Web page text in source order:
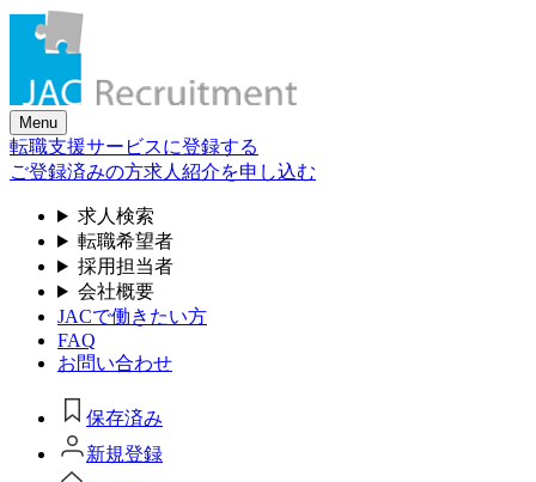
Skip
content
Menu
転職支援サービスに登録する
ご登録済みの方求人紹介を申し込む
求人検索
転職希望者
採用担当者
会社概要
JACで働きたい方
FAQ
お問い合わせ
保存済み
新規登録